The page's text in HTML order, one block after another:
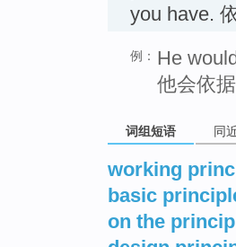
you have.
例： He
他会依
词组短语 同
working
basic
on the